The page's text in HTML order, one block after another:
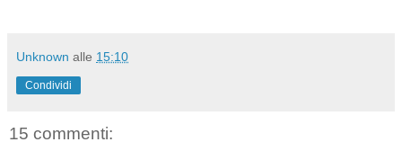
Unknown alle 15:10
Condividi
15 commenti: